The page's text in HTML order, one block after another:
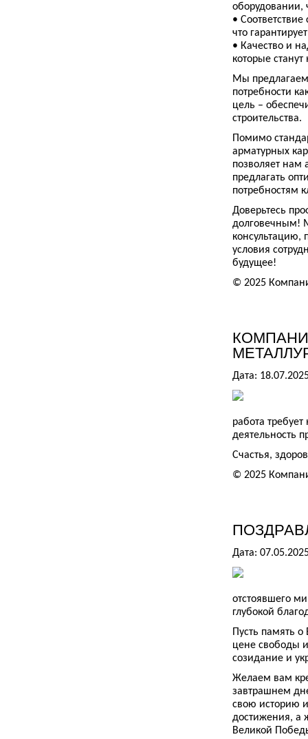
оборудовании,
•
что
• Качество и
которые
Мы предлагаем
потребности
цель –
строительства.
Помимо
арматурных
позволяет нам
предлагать
потребностям
Доверьтесь
долговечным!
консультацию,
условия
будущее!
© 2025
Дата:
работа
деятельность
Счастья,
© 2025
Дата:
отстоявшего
глубокой
Пусть память
цене свободы
созидание и
Желаем вам
завтрашнем
свою историю
достижения, а
Великой